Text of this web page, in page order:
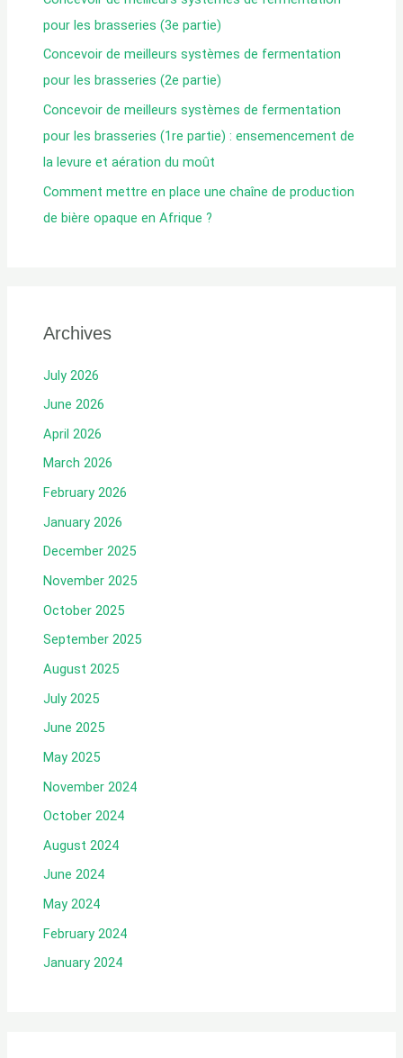
pour les brasseries (3e partie)
Concevoir de meilleurs systèmes de fermentation
pour les brasseries (2e partie)
Concevoir de meilleurs systèmes de fermentation
pour les brasseries (1re partie) : ensemencement de
la levure et aération du moût
Comment mettre en place une chaîne de production
de bière opaque en Afrique ?
Archives
July 2026
June 2026
April 2026
March 2026
February 2026
January 2026
December 2025
November 2025
October 2025
September 2025
August 2025
July 2025
June 2025
May 2025
November 2024
October 2024
August 2024
June 2024
May 2024
February 2024
January 2024